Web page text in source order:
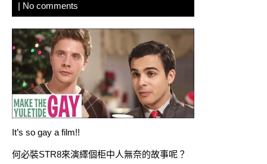
| No comments
It’s so gay a film!!
何必裝STR8來演繹個柜中人無奈的故事呢？